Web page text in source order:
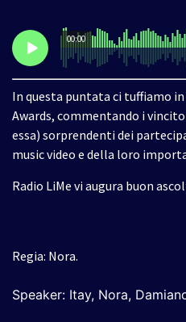
00:00
In questa puntata ci tuffiamo in
Awards, commentando i
essa) sorprendenti dei
music video e della loro
Radio LiMe vi augura buon
Regia: Nora.
Speaker: Itay, Nora,